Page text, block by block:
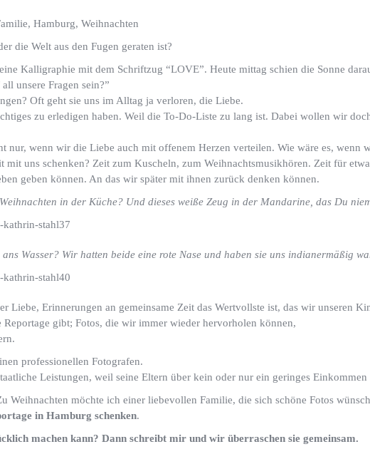
die Welt aus den Fugen geraten ist?
Kalligraphie mit dem Schriftzug “LOVE”. Heute mittag schien die Sonne
unsere Fragen sein?”
Oft geht sie uns im Alltag ja verloren, die Liebe.
zu erledigen haben. Weil die To-Do-Liste zu lang ist. Dabei wollen wir
nur, wenn wir die Liebe auch mit offenem Herzen verteilen. Wie wäre es, wenn
mit uns schenken? Zeit zum Kuscheln, zum Weihnachtsmusikhören. Zeit für
geben können. An das wir später mit ihnen zurück denken können.
in der Küche? Und dieses weiße Zeug in der Mandarine, das Du
Wasser? Wir hatten beide eine rote Nase und haben sie uns indianermäßig
Liebe, Erinnerungen an gemeinsame Zeit das Wertvollste ist, das wir unseren
Reportage gibt; Fotos, die wir immer wieder hervorholen können,
professionellen Fotografen.
Leistungen, weil seine Eltern über kein oder nur ein geringes Einkommen
Weihnachten möchte ich einer liebevollen Familie, die sich schöne Fotos
in Hamburg schenken.
machen kann? Dann schreibt mir und wir überraschen sie gemeinsam.